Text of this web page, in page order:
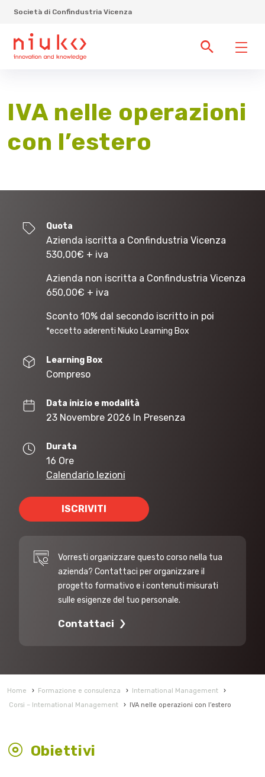
Società di Confindustria Vicenza
IVA nelle operazioni
con l’estero
Quota
Azienda iscritta a Confindustria Vicenza
530,00€ + iva
Azienda non iscritta a Confindustria Vicenza
650,00€ + iva
Sconto 10% dal secondo iscritto in poi
*eccetto aderenti Niuko Learning Box
Learning Box
Compreso
Data inizio e modalità
23 Novembre 2026 In Presenza
Durata
16 Ore
Calendario lezioni
ISCRIVITI
Vorresti organizzare questo corso nella tua
azienda? Contattaci per organizzare il
progetto formativo e i contenuti misurati
sulle esigenze del tuo personale.
Contattaci
Home › Formazione e consulenza › International Management
›
Corsi – International Management
› IVA nelle operazioni con l’estero
Obiettivi